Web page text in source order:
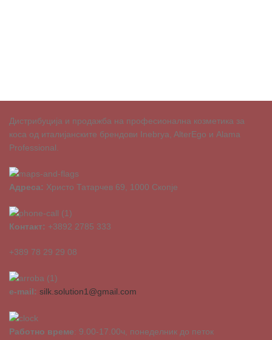
Дистрибуција и продажба на професионална козметика за
коса од италијанските брендови Inebrya, AlterEgo и Alama
Professional.
Адреса: Христо Татарчев 69, 1000 Скопје
Контакт: +3892 2785 333
+389 78 29 29 08
e-mail: silk.solution1@gmail.com
Работно време: 9.00-17.00ч, понеделник до петок